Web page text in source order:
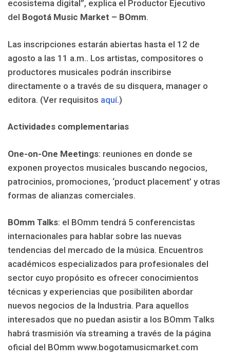
ecosistema digital”, explica el Productor Ejecutivo
del Bogotá Music Market – BOmm.
Las inscripciones estarán abiertas hasta el 12 de
agosto a las 11 a.m.. Los artistas, compositores o
productores musicales podrán inscribirse
directamente o a través de su disquera, manager o
editora. (Ver requisitos aquí.)
Actividades complementarias
One-on-One Meetings: reuniones en donde se
exponen proyectos musicales buscando negocios,
patrocinios, promociones, ‘product placement’ y otras
formas de alianzas comerciales.
BOmm Talks: el BOmm tendrá 5 conferencistas
internacionales para hablar sobre las nuevas
tendencias del mercado de la música. Encuentros
académicos especializados para profesionales del
sector cuyo propósito es ofrecer conocimientos
técnicas y experiencias que posibiliten abordar
nuevos negocios de la Industria. Para aquellos
interesados que no puedan asistir a los BOmm Talks
habrá trasmisión vía streaming a través de la página
oficial del BOmm www.bogotamusicmarket.com